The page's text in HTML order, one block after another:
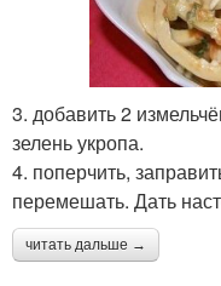
3. добавить 2
зелень укропа.
4. поперчить,
перемешать. Дать
читать дальше →